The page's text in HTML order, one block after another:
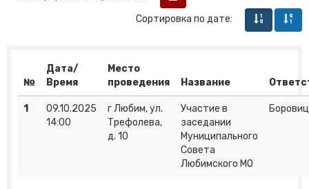
Сортировка по дате:
№
Дата/
Время
Место
проведения
Название
1
09.10.2025
14:00
г Любим, ул.
Трефолева,
д. 10
Участие в
заседании
Муниципального
Совета
Любимского МО